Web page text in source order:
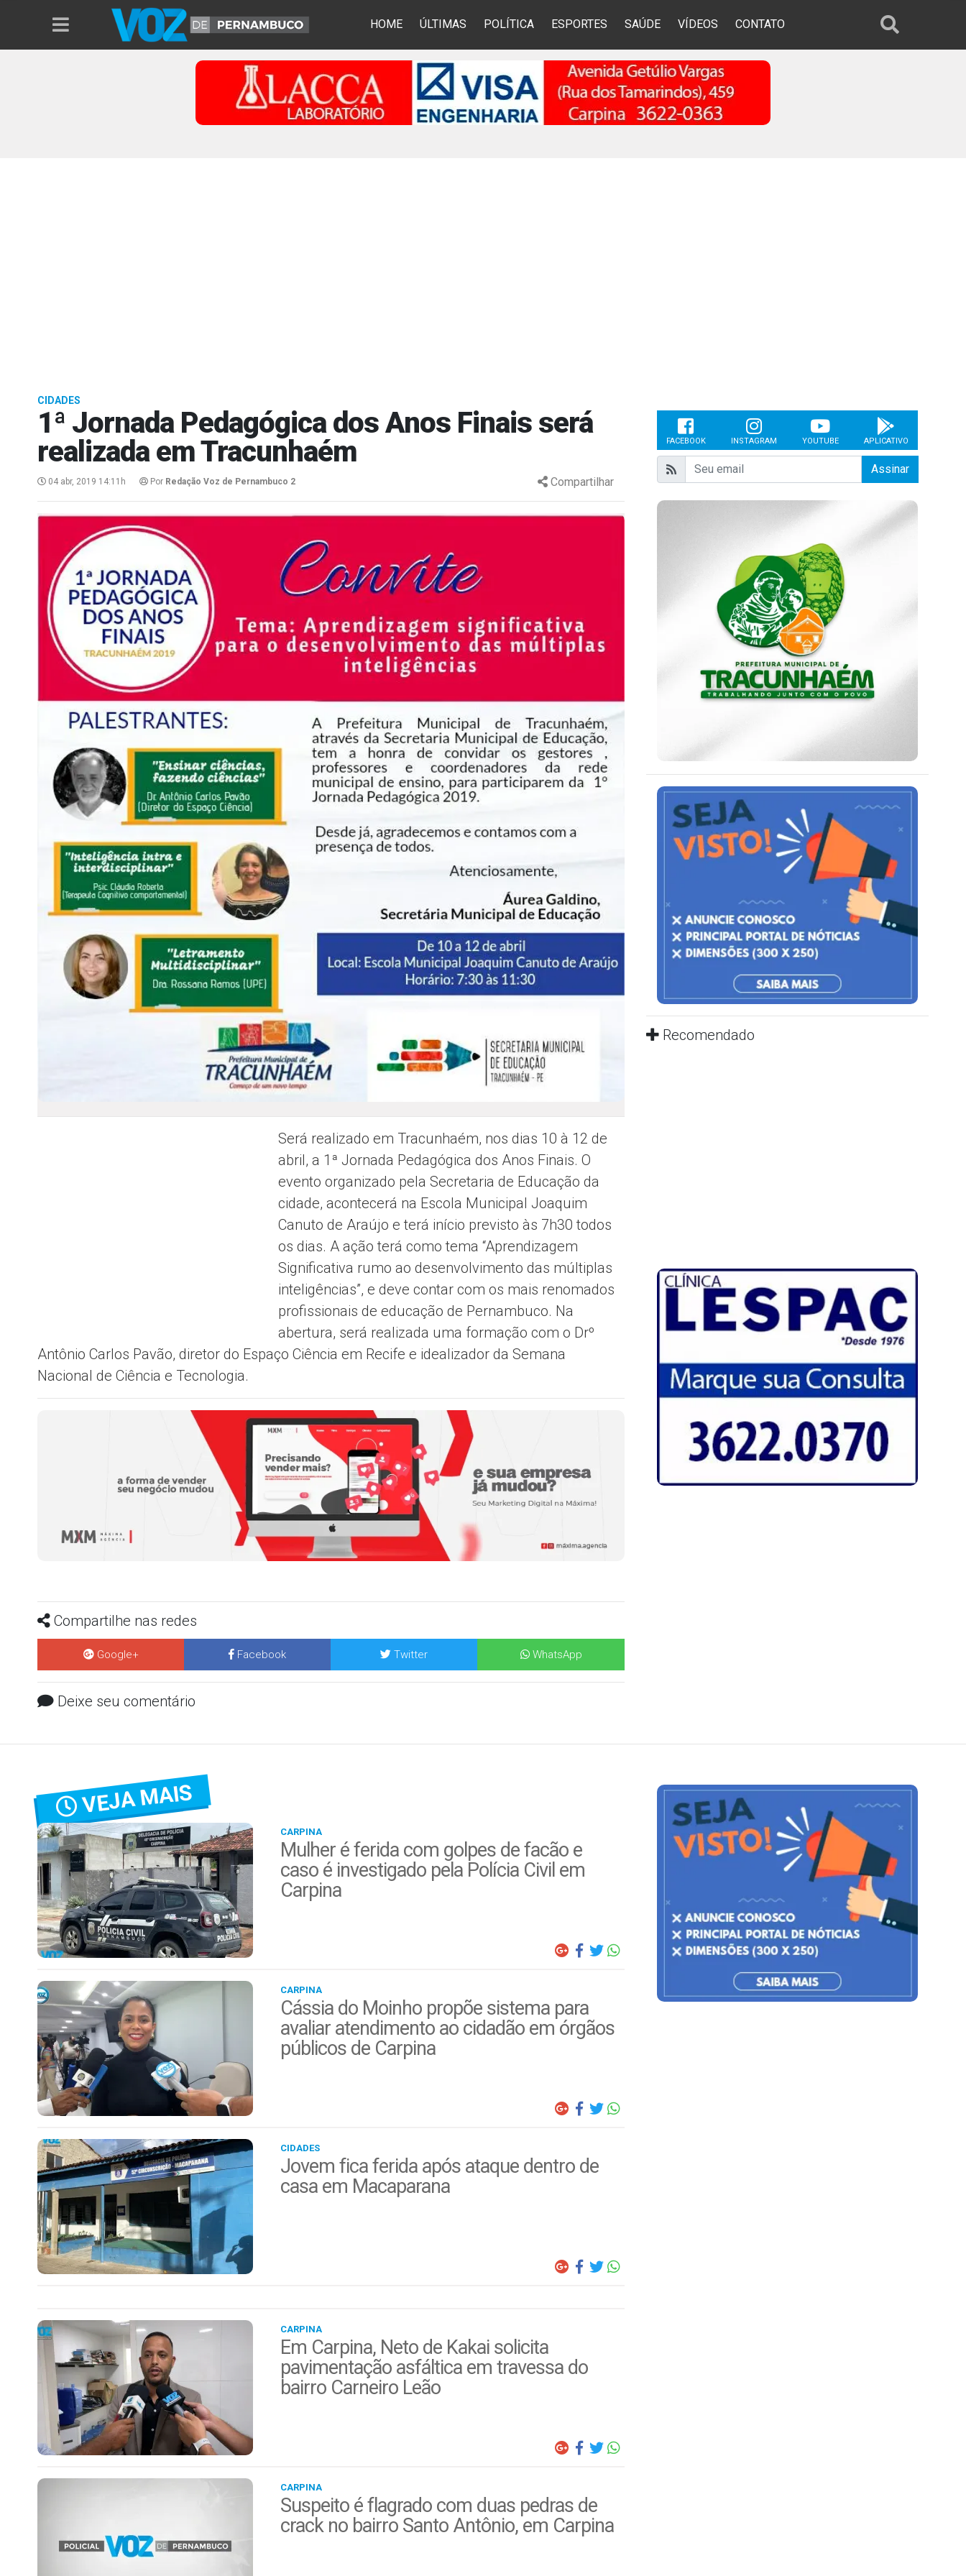
HOME ÚLTIMAS POLÍTICA ESPORTES SAÚDE VÍDEOS CONTATO
CIDADES
1ª Jornada Pedagógica dos Anos Finais será
realizada em Tracunhaém
04 abr, 2019 14:11h Por Redação Voz de Pernambuco 2 Compartilhar
Será realizado em Tracunhaém, nos dias 10 à 12 de
abril, a 1ª Jornada Pedagógica dos Anos Finais. O
evento organizado pela Secretaria de Educação da
cidade, acontecerá na Escola Municipal Joaquim
Canuto de Araújo e terá início previsto às 7h30 todos
os dias. A ação terá como tema “Aprendizagem
Significativa rumo ao desenvolvimento das múltiplas
inteligências”, e deve contar com os mais renomados
profissionais de educação de Pernambuco. Na
abertura, será realizada uma formação com o Drº
Antônio Carlos Pavão, diretor do Espaço Ciência em Recife e idealizador da Semana
Nacional de Ciência e Tecnologia.
Compartilhe nas redes
Google+ Facebook Twitter WhatsApp
Deixe seu comentário
FACEBOOK INSTAGRAM YOUTUBE APLICATIVO
Assinar
Recomendado
VEJA MAIS
CARPINA
Mulher é ferida com golpes de facão e
caso é investigado pela Polícia Civil em
Carpina
CARPINA
Cássia do Moinho propõe sistema para
avaliar atendimento ao cidadão em órgãos
públicos de Carpina
CIDADES
Jovem fica ferida após ataque dentro de
casa em Macaparana
CARPINA
Em Carpina, Neto de Kakai solicita
pavimentação asfáltica em travessa do
bairro Carneiro Leão
CARPINA
Suspeito é flagrado com duas pedras de
crack no bairro Santo Antônio, em Carpina